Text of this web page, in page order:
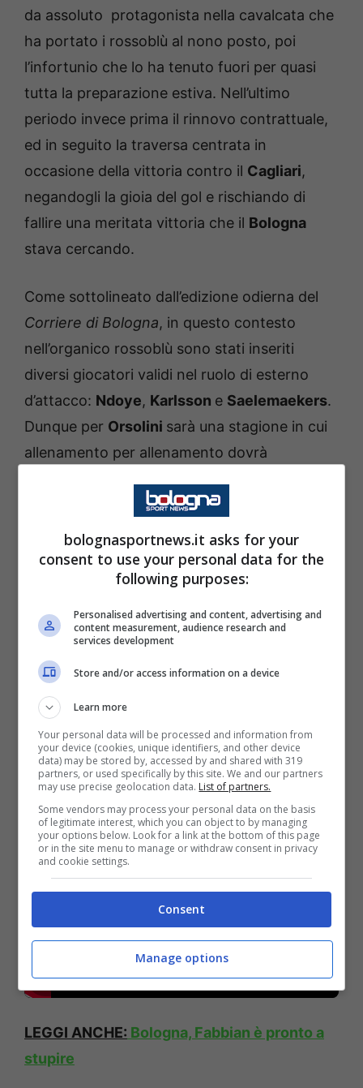
da assoluto protagonista nella cavalcata che
ha portato i rossoblù al nono posto, poi
l’infortunio che lo ha tenuto fuori per quasi
tutta la preparazione estiva. Nell’ultimo
periodo invece prima il rinnovo contrattuale,
ed in seguito la traversa centrata in
occasione della vittoria contro il Cagliari,
negandogli la gioia del gol e rischiando di
fallire una meritata vittoria che il Bologna
stava cercando.
Come sottolineato dall’edizione odierna del
Corriere di Bologna, in questo contesto
nell’organico rossoblù sono stati inseriti
diversi giocatori validi nel ruolo di esterno
d’attacco: Ndoye, Karlsson e Saelemaekers.
Dunque per Orsolini sarà una stagione in cui
allenamento per allenamento dovrà
come preventivato daMotta
stampa: “
Voglio di più da Riccardo, che
quest’anno dovrà guadagnarsi il posto ogni
giorno in allenamento”.
Ora perOrsolinisi apre dunque un nuovo
folta, ma allo stesso tempo in cui sa il modo
per guadagnarsi il posto da titolare e stupire,
sapendo come con l’arrivo del nuovo ct della
Nazionale, gli occhi possono essere anche su
di lui.
LEGGI ANCHE: Bologna, Fabbian è pronto a
stupire
bolognasportnews.it asks for your
consent to use your personal data for the
following purposes:
Personalised advertising and content, advertising and
content measurement, audience research and
services development
Store and/or access information on a device
Learn more
Your personal data will be processed and information from
your device (cookies, unique identifiers, and other device
data) may be stored by, accessed by and shared with 319
partners, or used specifically by this site. We and our partners
may use precise geolocation data. List of partners.
Some vendors may process your personal data on the basis
of legitimate interest, which you can object to by managing
your options below. Look for a link at the bottom of this page
or in the site menu to manage or withdraw consent in privacy
and cookie settings.
Consent
Manage options